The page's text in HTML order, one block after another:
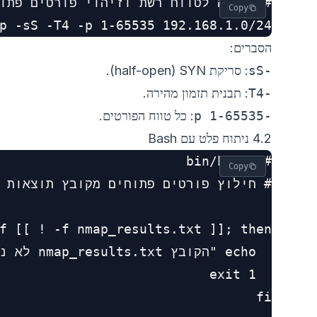
-sS -T4 -p 1-65535 192.168.1.0/24
Copy
הסברים:
-sS
‏: סריקת SYN‏ (half-open).
-T4
‏: תבנית תזמון מהירה.
-p 1-65535
‏: כל טווח הפורטים.
4.2 ניתוח פלט עם Bash
Copy